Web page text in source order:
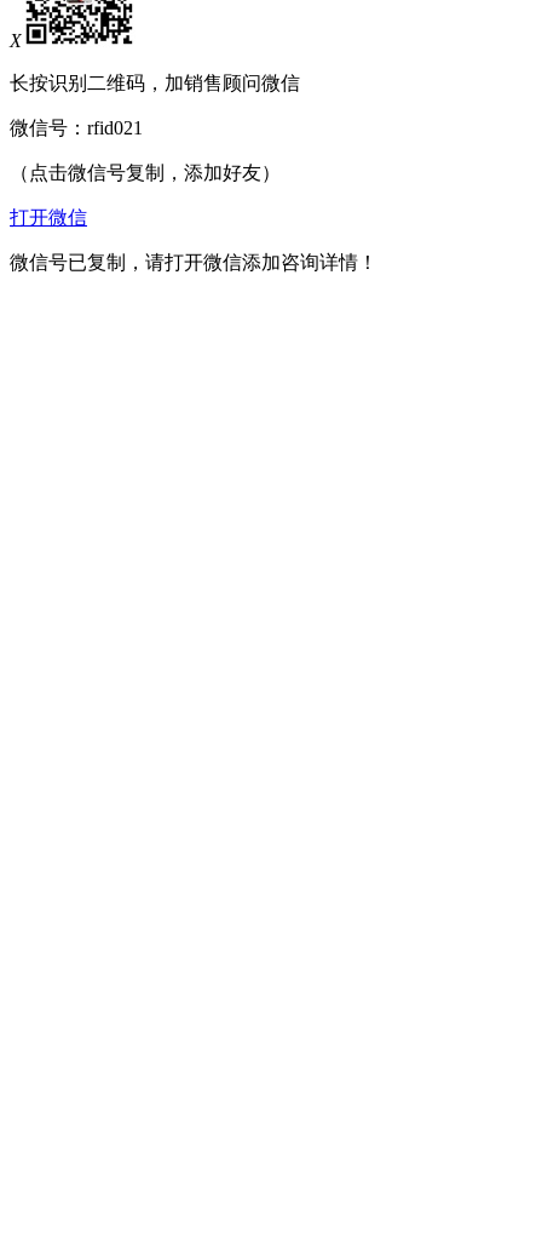
X
长按识别二维码，加销售顾问微信
微信号： rfid021
（点击微信号复制，添加好友）
打开微信
微信号已复制，请打开微信添加咨询详情！